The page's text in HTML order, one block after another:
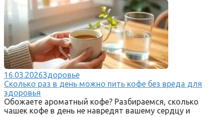
16.03.2026Здоровье
Сколько раз в день можно пить кофе без вреда для
здоровья
Обожаете ароматный кофе? Разбираемся, сколько
чашек кофе в день не навредят вашему сердцу и